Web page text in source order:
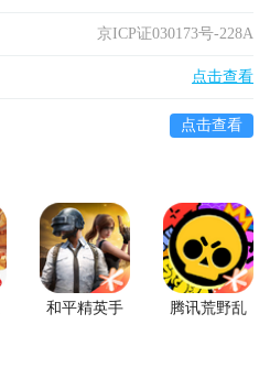
京ICP证030173号-228A
点击查看
点击查看
和平精英手
腾讯荒野乱